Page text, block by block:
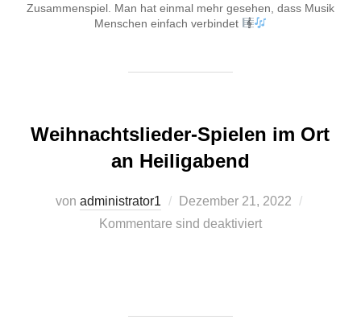
Zusammenspiel. Man hat einmal mehr gesehen, dass Musik
Menschen einfach verbindet
Weihnachtslieder-Spielen im Ort
an Heiligabend
von administrator1
Veröffentlicht
am
Dezember 21, 2022
Kommentare sind deaktiviert